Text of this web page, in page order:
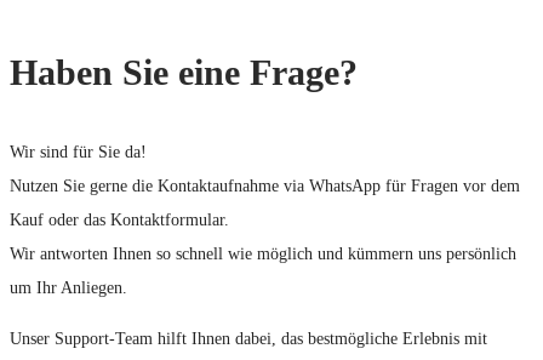
Haben Sie eine Frage?
Wir sind für Sie da!
Nutzen Sie gerne die Kontaktaufnahme via WhatsApp für Fragen vor dem
Kauf oder das Kontaktformular.
Wir antworten Ihnen so schnell wie möglich und kümmern uns persönlich
um Ihr Anliegen.
Unser Support-Team hilft Ihnen dabei, das bestmögliche Erlebnis mit